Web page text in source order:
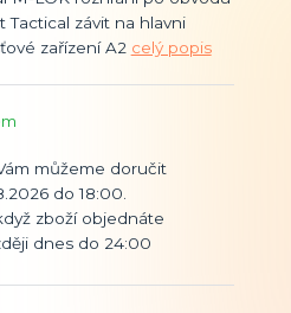
Tactical závit na hlavni
zařízení A2 celý popis
můžeme doručit
do 18:00.
zboží objednáte
dnes do 24:00